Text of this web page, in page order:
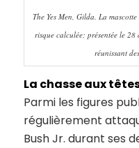
The Yes Men, Gilda. La
risque calculée; présentée le
réunissant
La chasse aux
Parmi les figures
régulièrement
Bush Jr. durant ses